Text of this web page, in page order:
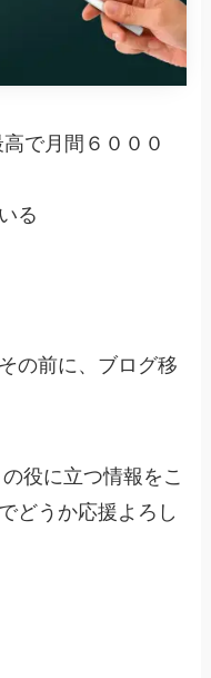
で月間６０００
る
の前に、ブログ移
役に立つ情報をこ
どうか応援よろし